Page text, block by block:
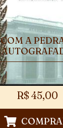
A
R$ 45,00